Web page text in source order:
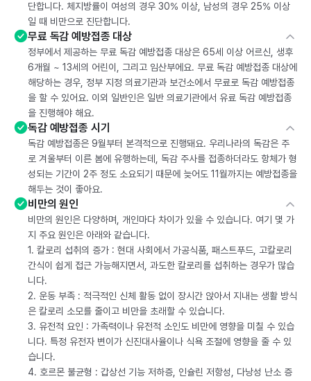
단합니다. 체지방률이 여성의 경우 30% 이상, 남성의 경우 25% 이상
일 때 비만으로 진단합니다.
무료 독감 예방접종 대상
정부에서 제공하는 무료 독감 예방접종 대상은 65세 이상 어르신, 생후
6개월 ~ 13세의 어린이, 그리고 임산부에요. 무료 독감 예방접종 대상에
해당하는 경우, 정부 지정 의료기관과 보건소에서 무료로 독감 예방접종
을 할 수 있어요. 이외 일반인은 일반 의료기관에서 유료 독감 예방접종
을 진행해야 해요.
독감 예방접종 시기
독감 예방접종은 9월부터 본격적으로 진행돼요. 우리나라의 독감은 주
로 겨울부터 이른 봄에 유행하는데, 독감 주사를 접종하더라도 항체가 형
성되는 기간이 2주 정도 소요되기 때문에 늦어도 11월까지는 예방접종을
해두는 것이 좋아요.
비만의 원인
비만의 원인은 다양하며, 개인마다 차이가 있을 수 있습니다. 여기 몇 가
지 주요 원인은 아래와 같습니다.
1. 칼로리 섭취의 증가 : 현대 사회에서 가공식품, 패스트푸드, 고칼로리
간식이 쉽게 접근 가능해지면서, 과도한 칼로리를 섭취하는 경우가 많습
니다.
2. 운동 부족 : 적극적인 신체 활동 없이 장시간 앉아서 지내는 생활 방식
은 칼로리 소모를 줄이고 비만을 초래할 수 있습니다.
3. 유전적 요인 : 가족력이나 유전적 소인도 비만에 영향을 미칠 수 있습
니다. 특정 유전자 변이가 신진대사율이나 식욕 조절에 영향을 줄 수 있
습니다.
4. 호르몬 불균형 : 갑상선 기능 저하증, 인슐린 저항성, 다낭성 난소 증